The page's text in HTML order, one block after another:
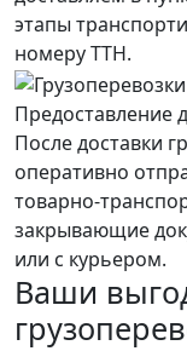
этапы
номеру ТТН.
Предоставление
После доставки
оперативно
товарно-
закрывающие
или с курьером.
Ваши